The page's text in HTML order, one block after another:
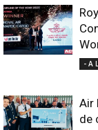
- A
Air
de